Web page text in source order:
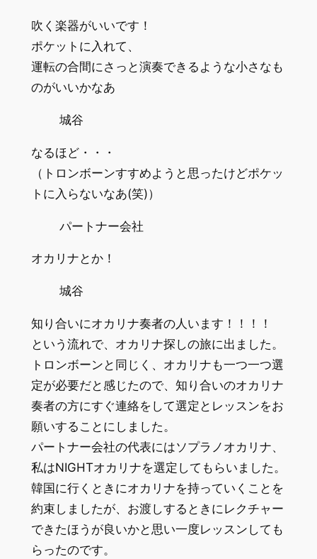
吹く楽器がいいです！
ポケットに入れて、
運転の合間にさっと演奏できるような小さなも
のがいいかなあ
城谷
なるほど・・・
（トロンボーンすすめようと思ったけどポケッ
トに入らないなあ(笑)）
パートナー会社
オカリナとか！
城谷
知り合いにオカリナ奏者の人います！！！！
という流れで、オカリナ探しの旅に出ました。
トロンボーンと同じく、オカリナも一つ一つ選
定が必要だと感じたので、知り合いのオカリナ
奏者の方にすぐ連絡をして選定とレッスンをお
願いすることにしました。
パートナー会社の代表にはソプラノオカリナ、
私はNIGHTオカリナを選定してもらいました。
韓国に行くときにオカリナを持っていくことを
約束しましたが、お渡しするときにレクチャー
できたほうが良いかと思い一度レッスンしても
らったのです。